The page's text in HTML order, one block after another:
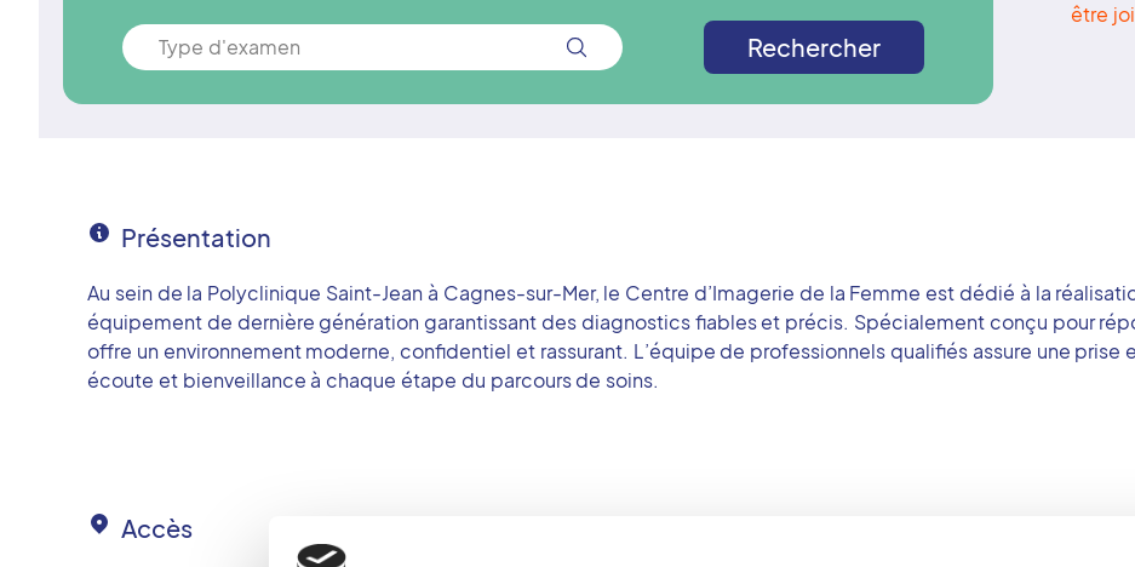
Type d'examen Rechercher
être
Présentation
Au sein de la Polyclinique Saint-Jean à Cagnes-sur-Mer, le Centre d’Imagerie de la Femme est dédié à la
équipement de dernière génération garantissant des diagnostics fiables et précis. Spécialement conçu pour
offre un environnement moderne, confidentiel et rassurant. L’équipe de professionnels qualifiés assure une prise
écoute et bienveillance à chaque étape du parcours de soins.
Accès